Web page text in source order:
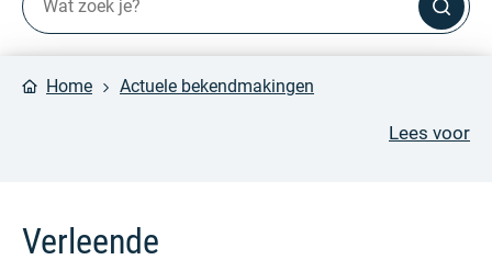
Home Actuele bekendmakingen
Lees voor
Verleende